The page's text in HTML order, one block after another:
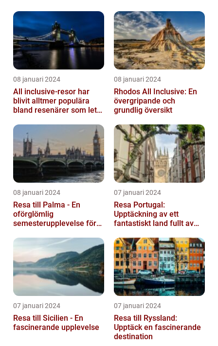
08 januari 2024
All inclusive-resor har
blivit alltmer populära
bland resenärer som letar
omtä...
08 januari 2024
Rhodos All Inclusive: En
övergripande och
grundlig översikt
08 januari 2024
Resa till Palma - En
oförglömlig
semesterupplevelse för
07 januari 2024
Resa Portugal:
Upptäckning av ett
fantastiskt land fullt av
07 januari 2024
Resa till Sicilien - En
fascinerande upplevelse
07 januari 2024
Resa till Ryssland:
Upptäck en fascinerande
destination